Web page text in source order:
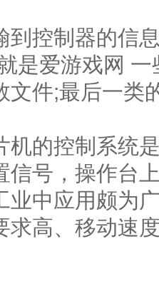
控制器的信息
是爱游戏网
文件;最后一类
的控制系统是
信号，操作台
业中应用颇为
求高、移动速